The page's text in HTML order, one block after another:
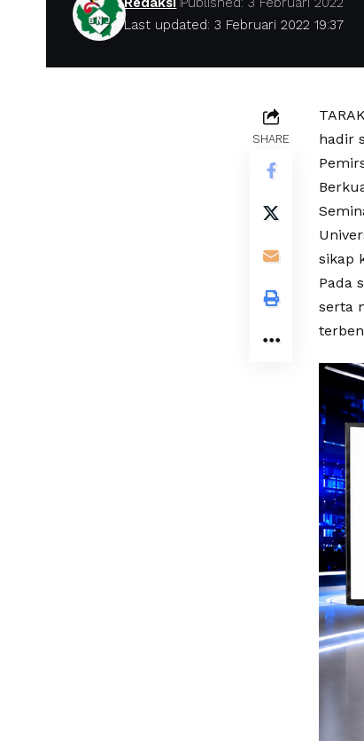
Last updated: 3 Februari 2022 19:37
SHARE
hadir
sikap
Pada
serta